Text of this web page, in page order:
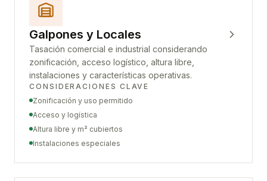
Galpones y Locales
Tasación comercial e industrial considerando
zonificación, acceso logístico, altura libre,
instalaciones y características operativas.
CONSIDERACIONES CLAVE
Zonificación y uso permitido
Acceso y logística
Altura libre y m² cubiertos
Instalaciones especiales